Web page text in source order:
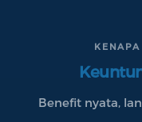
TENTANG
KAMI
Benefit nyata,